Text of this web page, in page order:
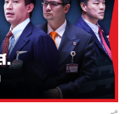
มเก็บค่าปรับแก่เจ้าของ
ออกให้โดยรัฐบาลเซอร์เบีย
บาท) ตั้งแต่วันนี้ (22
าย รวมถึงสหรัฐฯ และ EU
ลื่อนการบังคับใช้มาตรการ
ยกร้องให้มีการหารือกัน
ชนวนเหตุที่อาจนำไปสู่
ร์เบียและคอซอวอ